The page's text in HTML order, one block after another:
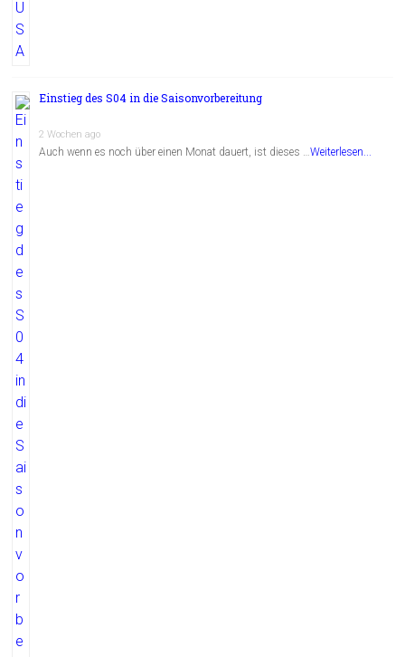
Einstieg des S04 in die Saisonvorbereitung
2 Wochen ago
Auch wenn es noch über einen Monat dauert, ist dieses …Weiterlesen...